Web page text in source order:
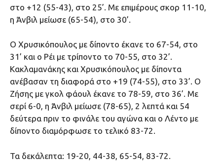
στο +12 (55-43), στο 25’. Με επιμέρους σκορ 11-10,
η Άνβιλ μείωσε (65-54), στο 30’.
Ο Χρυσικόπουλος με δίποντο έκανε το 67-54, στο
31’ και ο Ρέι με τρίποντο το 70-55, στο 32’.
Κακλαμανάκης και Χρυσικόπουλος με δίποντα
ανέβασαν τη διαφορά στο +19 (74-55), στο 33’. Ο
Ζήσης με γκολ φάουλ έκανε το 78-59, στο 36’. Με
σερί 6-0, η Άνβιλ μείωσε (78-65), 2 λεπτά και 54
δεύτερα πριν το φινάλε του αγώνα και ο Λέντο με
δίποντο διαμόρφωσε το τελικό 83-72.
Τα δεκάλεπτα: 19-20, 44-38, 65-54, 83-72.